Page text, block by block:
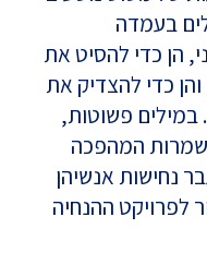
בעמדה
הן כדי להסיט את
כדי להצדיק את
פשוטות,
המהפכה
נחישות אנשיהן
לפרויקט ההנחיה